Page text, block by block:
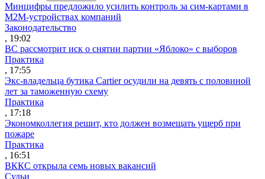
Минцифры предложило усилить контроль за сим-картами в
M2M-устройствах компаний
Законодательство
, 19:02
ВС рассмотрит иск о снятии партии «Яблоко» с выборов
Практика
, 17:55
Экс-владельца бутика Cartier осудили на девять с половиной
лет за таможенную схему
Практика
, 17:18
Экономколлегия решит, кто должен возмещать ущерб при
пожаре
Практика
, 16:51
ВККС открыла семь новых вакансий
Судьи